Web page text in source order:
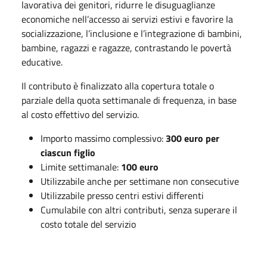
lavorativa dei genitori, ridurre le disuguaglianze
economiche nell’accesso ai servizi estivi e favorire la
socializzazione, l’inclusione e l’integrazione di bambini,
bambine, ragazzi e ragazze, contrastando le povertà
educative.
Il contributo è finalizzato alla copertura totale o
parziale della quota settimanale di frequenza, in base
al costo effettivo del servizio.
Importo massimo complessivo: 300 euro per
ciascun figlio
Limite settimanale: 100 euro
Utilizzabile anche per settimane non consecutive
Utilizzabile presso centri estivi differenti
Cumulabile con altri contributi, senza superare il
costo totale del servizio